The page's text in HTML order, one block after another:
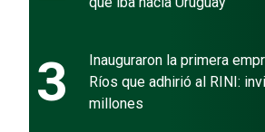
3
Inauguraron la primera
Ríos que adhirió al RINI:
millones